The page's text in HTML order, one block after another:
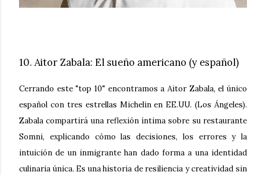
10. Aitor Zabala: El sueño americano (y español)
Cerrando este "top 10" encontramos a Aitor Zabala, el único
español con tres estrellas Michelin en EE.UU. (Los Ángeles).
Zabala compartirá una reflexión íntima sobre su restaurante
Somni, explicando cómo las decisiones, los errores y la
intuición de un inmigrante han dado forma a una identidad
culinaria única. Es una historia de resiliencia y creatividad sin